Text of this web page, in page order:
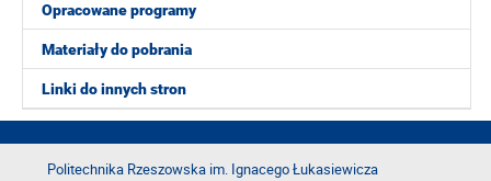
Opracowane programy
Materiały do pobrania
Linki do innych stron
Politechnika Rzeszowska im. Ignacego Łukasiewicza